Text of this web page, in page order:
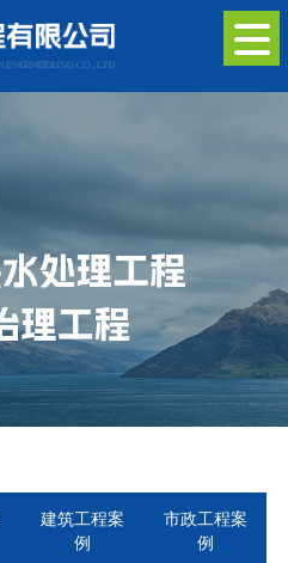
建筑工程案
例
市政工程案
例